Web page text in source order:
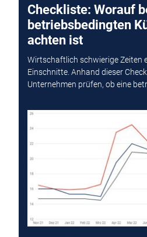
Checkliste: Worauf
betriebsbedingten
achten ist
Wirtschaftlich schwierige Zeiten
Einschnitte. Anhand dieser
Unternehmen prüfen, ob eine